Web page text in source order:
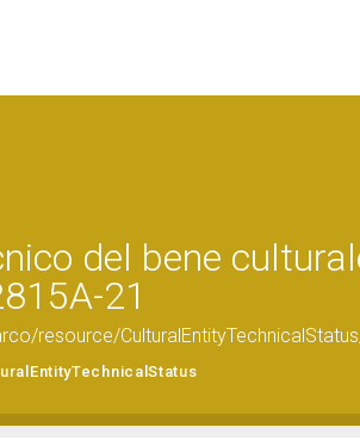
del bene
21
resource/